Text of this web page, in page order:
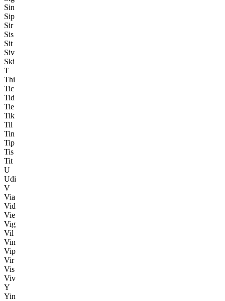
Sin
Sip
Sir
Sis
Sit
Siv
Ski
T
Thi
Tic
Tid
Tie
Tik
Til
Tin
Tip
Tis
Tit
U
Udi
V
Via
Vid
Vie
Vig
Vil
Vin
Vip
Vir
Vis
Viv
Y
Yin